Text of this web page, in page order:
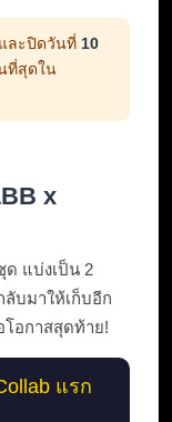
และปิดวันที่ 10
ที่สุดใน
x
ด แบ่งเป็น 2
ลับมาให้เก็บอีก
โอกาสสุดท้าย!
แรก